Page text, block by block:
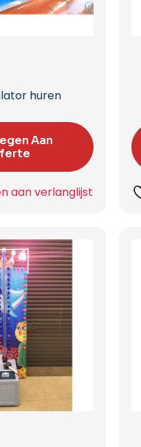
huren
Aan
aan verlanglijst